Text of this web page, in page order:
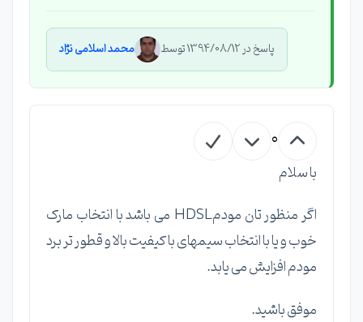
پاسخ در 1394/08/12 توسط محمد اسلامی نژاد
0
با سلام
اگر منظور تان مودمHDSL می باشد با انتخاب مارک
خوب و یا با انتخاب سیمهای با کیفیت بالا و قطور تر برد
مودم افزایش می یابد.
موفق باشید.